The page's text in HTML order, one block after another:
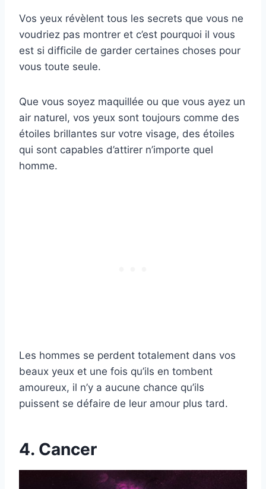
Vos yeux révèlent tous les secrets que vous ne
voudriez pas montrer et c’est pourquoi il vous
est si difficile de garder certaines choses pour
vous toute seule.
Que vous soyez maquillée ou que vous ayez un
air naturel, vos yeux sont toujours comme des
étoiles brillantes sur votre visage, des étoiles
qui sont capables d’attirer n’importe quel
homme.
Les hommes se perdent totalement dans vos
beaux yeux et une fois qu’ils en tombent
amoureux, il n’y a aucune chance qu’ils
puissent se défaire de leur amour plus tard.
4. Cancer